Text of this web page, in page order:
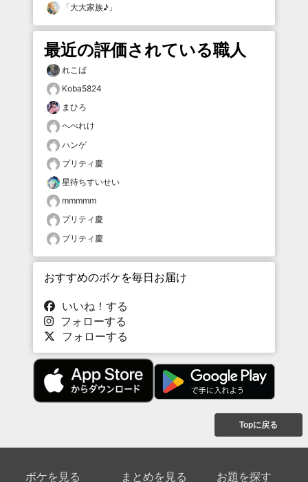
「大大家族♪ 」
最近の評価されている職人
れこば
Koba5824
まひろ
へべれけ
ハンゲ
プリティ慶
星待ちすいせい
mmmmm
プリティ慶
プリティ慶
おすすめのボケを毎日お届け
いいね！する
フォローする
フォローする
Topに戻る
ボケを見る まとめを見る お題を探す